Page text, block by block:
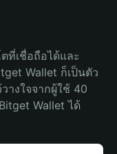
ที่เชื่อถือได้และ
Wallet ก็เป็นตัว
างใจจากผู้ใช้ 40
Wallet ได้